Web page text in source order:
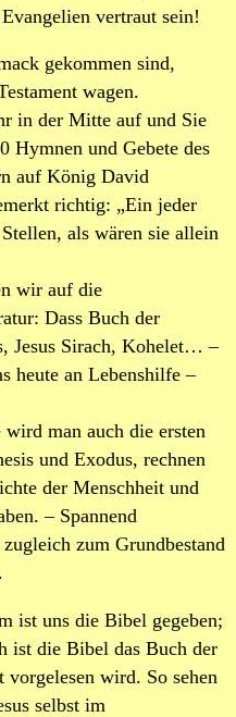
vertraut sein!
gekommen sind,
wagen.
in der Mitte auf und Sie
Hymnen und Gebete des
auf König David
richtig: „Ein jeder
als wären sie allein
wir auf die
Dass Buch der
Jesus Sirach, Kohelet… –
heute an Lebenshilfe –
man auch die ersten
und Exodus, rechnen
der Menschheit und
– Spannend
zum Grundbestand
ist uns die Bibel gegeben;
ist die Bibel das Buch der
vorgelesen wird. So sehen
selbst im